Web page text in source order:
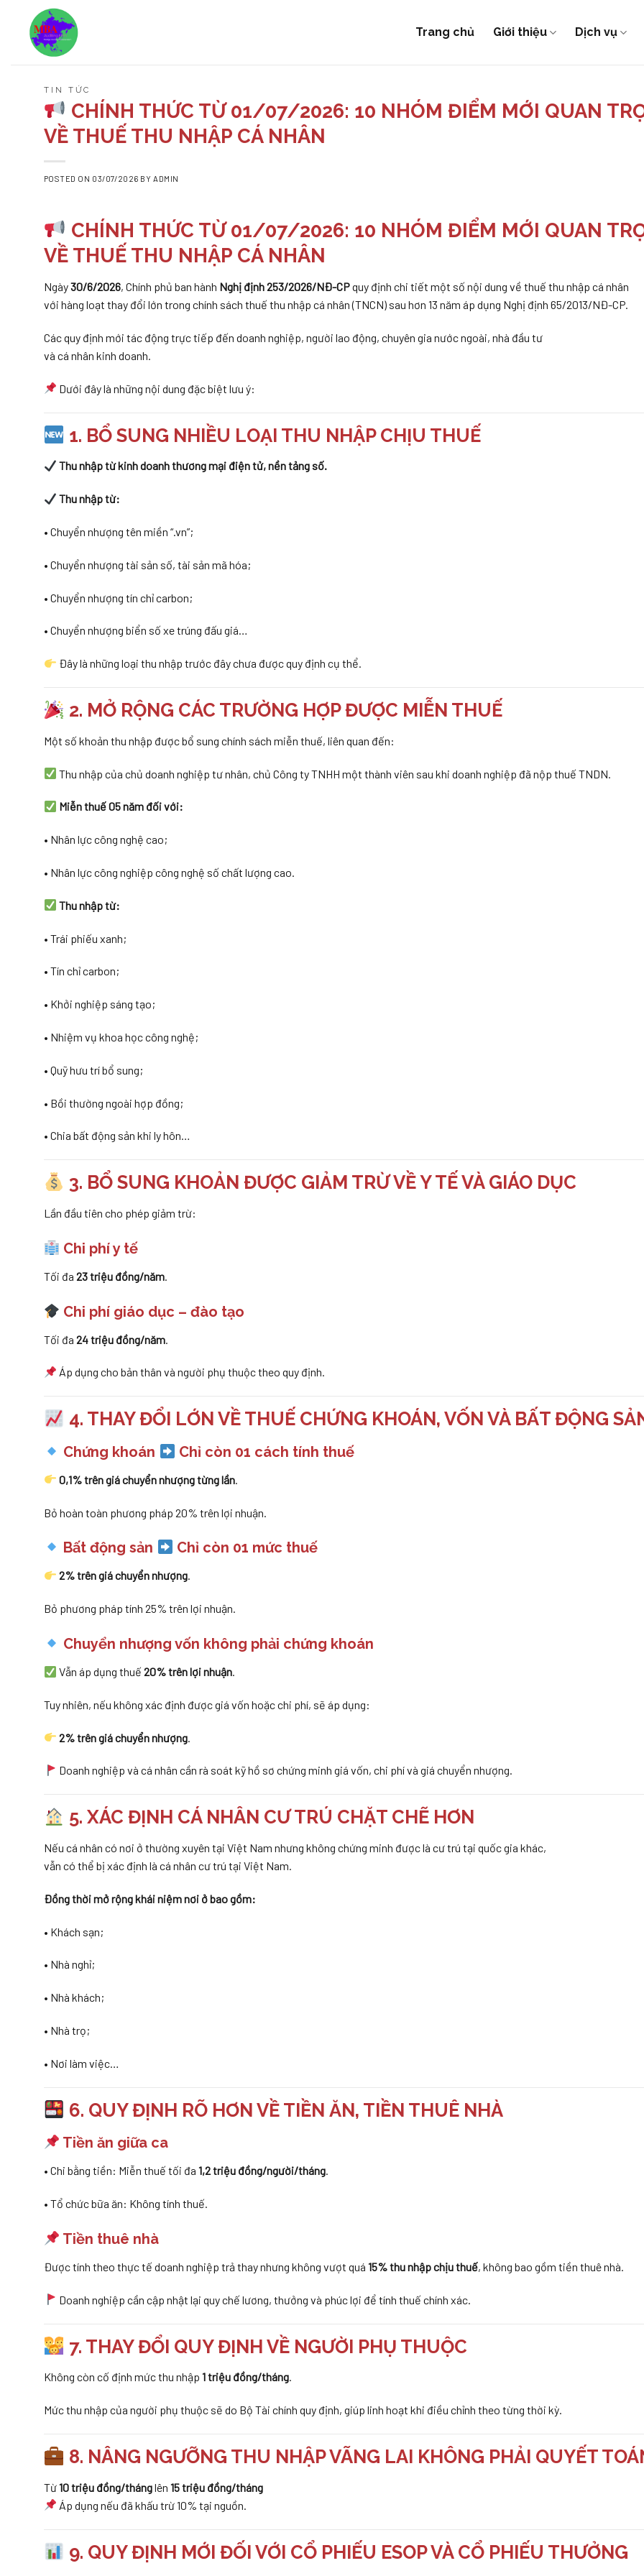
content
Trang chủ Giới thiệu Dịch vụ
TIN TỨC
CHÍNH THỨC TỪ 01/07/2026: 10 NHÓM ĐIỂM MỚI QUAN
VỀ THUẾ THU NHẬP CÁ NHÂN
POSTED ON 03/07/2026 BY ADMIN
CHÍNH THỨC TỪ 01/07/2026: 10 NHÓM ĐIỂM MỚI QUAN
VỀ THUẾ THU NHẬP CÁ NHÂN
Ngày30/6/2026, Chính phủ ban hành Nghị định 253/2026/NĐ-CPquy định chi tiết một số nội dung về thuế thu nhập cá nhân
với hàng loạt thay đổi lớn trong chính sách thuế thu nhập cá nhân (TNCN) sau hơn 13 năm áp dụng Nghị định 65/2013/NĐ-CP.
Các quy định mới tác động trực tiếp đến doanh nghiệp, người lao động, chuyên gia nước ngoài, nhà đầu tư
và cá nhân kinh doanh.
Dưới đây là những nội dung đặc biệt lưu ý:
1. BỔ SUNG NHIỀU LOẠI THU NHẬP CHỊU THUẾ
Thu nhập từ kinh doanh thương mại điện tử, nền tảng số.
Thu nhập từ:
• Chuyển nhượng tên miền “.vn”;
• Chuyển nhượng tài sản số, tài sản mã hóa;
• Chuyển nhượng tín chỉ carbon;
• Chuyển nhượng biển số xe trúng đấu giá…
Đây là những loại thu nhập trước đây chưa được quy định cụ thể.
2. MỞ RỘNG CÁC TRƯỜNG HỢP ĐƯỢC MIỄN THUẾ
Một số khoản thu nhập được bổ sung chính sách miễn thuế, liên quan đến:
Thu nhập của chủ doanh nghiệp tư nhân, chủ Công ty TNHH một thành viên sau khi doanh nghiệp đã nộp thuế TNDN.
Miễn thuế 05 năm đối với:
• Nhân lực công nghệ cao;
• Nhân lực công nghiệp công nghệ số chất lượng cao.
Thu nhập từ:
• Trái phiếu xanh;
• Tín chỉ carbon;
• Khởi nghiệp sáng tạo;
• Nhiệm vụ khoa học công nghệ;
• Quỹ hưu trí bổ sung;
• Bồi thường ngoài hợp đồng;
• Chia bất động sản khi ly hôn…
3. BỔ SUNG KHOẢN ĐƯỢC GIẢM TRỪ VỀ Y TẾ VÀ GIÁO DỤC
Lần đầu tiên cho phép giảm trừ:
Chi phí y tế
Tối đa 23 triệu đồng/năm.
Chi phí giáo dục – đào tạo
Tối đa 24 triệu đồng/năm.
Áp dụng cho bản thân và người phụ thuộc theo quy định.
4. THAY ĐỔI LỚN VỀ THUẾ CHỨNG KHOÁN, VỐN VÀ BẤT ĐỘNG
Chứng khoán Chỉ còn 01 cách tính thuế
0,1% trên giá chuyển nhượng từng lần.
Bỏ hoàn toàn phương pháp 20% trên lợi nhuận.
Bất động sản Chỉ còn 01 mức thuế
2% trên giá chuyển nhượng.
Bỏ phương pháp tính 25% trên lợi nhuận.
Chuyển nhượng vốn không phải chứng khoán
Vẫn áp dụng thuế 20% trên lợi nhuận.
Tuy nhiên, nếu không xác định được giá vốn hoặc chi phí, sẽ áp dụng:
2% trên giá chuyển nhượng.
Doanh nghiệp và cá nhân cần rà soát kỹ hồ sơ chứng minh giá vốn, chi phí và giá chuyển nhượng.
5. XÁC ĐỊNH CÁ NHÂN CƯ TRÚ CHẶT CHẼ HƠN
Nếu cá nhân có nơi ở thường xuyên tại Việt Nam nhưng không chứng minh được là cư trú tại quốc gia khác,
vẫn có thể bị xác định là cá nhân cư trú tại Việt Nam.
Đồng thời mở rộng khái niệm nơi ở bao gồm:
• Khách sạn;
• Nhà nghỉ;
• Nhà khách;
• Nhà trọ;
• Nơi làm việc…
6. QUY ĐỊNH RÕ HƠN VỀ TIỀN ĂN, TIỀN THUÊ NHÀ
Tiền ăn giữa ca
• Chi bằng tiền: Miễn thuế tối đa 1,2 triệu đồng/người/tháng.
• Tổ chức bữa ăn: Không tính thuế.
Tiền thuê nhà
Được tính theo thực tế doanh nghiệp trả thay nhưng không vượt quá 15% thu nhập chịu thuế, không bao gồm tiền thuê nhà.
Doanh nghiệp cần cập nhật lại quy chế lương, thưởng và phúc lợi để tính thuế chính xác.
7. THAY ĐỔI QUY ĐỊNH VỀ NGƯỜI PHỤ THUỘC
Không còn cố định mức thu nhập 1 triệu đồng/tháng.
Mức thu nhập của người phụ thuộc sẽ do Bộ Tài chính quy định, giúp linh hoạt khi điều chỉnh theo từng thời kỳ.
8. NÂNG NGƯỠNG THU NHẬP VÃNG LAI KHÔNG PHẢI QUYẾT
Từ 10 triệu đồng/thánglên 15 triệu đồng/tháng
Áp dụng nếu đã khấu trừ 10% tại nguồn.
9. QUY ĐỊNH MỚI ĐỐI VỚI CỔ PHIẾU ESOP VÀ CỔ PHIẾU THƯỞNG